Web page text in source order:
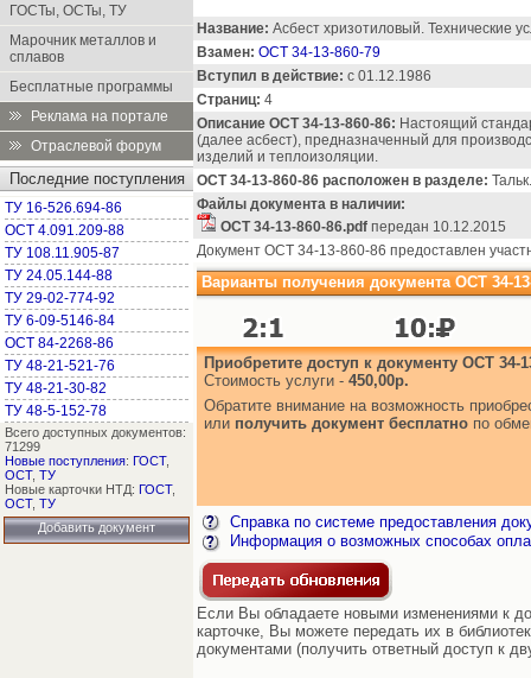
ГОСТы, ОСТы, ТУ
Марочник металлов и
сплавов
Бесплатные программы
Реклама на портале
Отраслевой форум
Последние поступления
ТУ 16-526.694-86
ОСТ 4.091.209-88
ТУ 108.11.905-87
ТУ 24.05.144-88
ТУ 29-02-774-92
ТУ 6-09-5146-84
ОСТ 84-2268-86
ТУ 48-21-521-76
ТУ 48-21-30-82
ТУ 48-5-152-78
Всего доступных документов:
71299
Новые поступления: ГОСТ,
ОСТ, ТУ
Новые карточки НТД: ГОСТ,
ОСТ, ТУ
Добавить документ
Название: Асбест хризотиловый. Технические
Взамен: ОСТ 34-13-860-79
Вступил в действие: с 01.12.1986
Страниц: 4
Описание ОСТ 34-13-860-86: Настоящий
(далее асбест), предназначенный для
изделий и теплоизоляции.
ОСТ 34-13-860-86 расположен в разделе:
Файлы документа в наличии:
ОСТ 34-13-860-86.pdf передан 10.12.2015
Документ ОСТ 34-13-860-86 предоставлен
Варианты получения документа ОСТ 34-
Приобретите доступ к документу ОСТ 34-
Стоимость услуги - 450,00р.
Обратите внимание на возможность
или получить документ бесплатно по
Справка по системе предоставления
Информация о возможных способах
Если Вы обладаете новыми изменениями к
карточке, Вы можете передать их в
документами (получить ответный доступ к